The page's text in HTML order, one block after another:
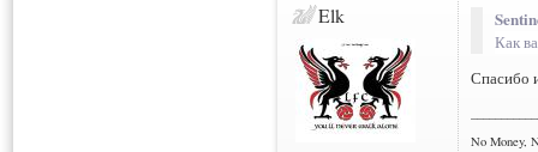
Elk
Как
Спасибо
No Money,